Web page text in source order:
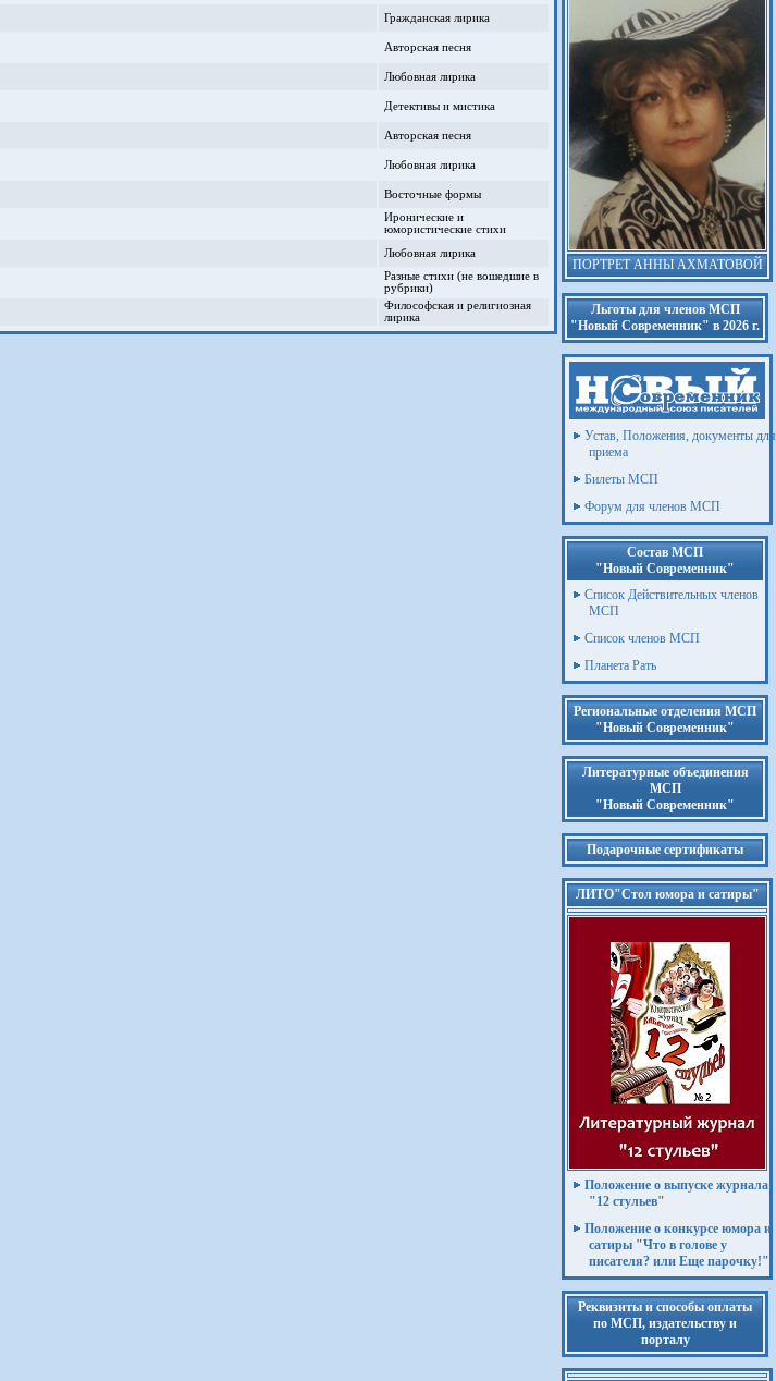
Гражданская лирика
Авторская песня
Любовная лирика
Детективы и мистика
Авторская песня
Любовная лирика
Восточные формы
Иронические и
юмористические стихи
Любовная лирика
Разные стихи (не вошедшие в
рубрики)
Философская и религиозная
лирика
ПОРТРЕТ АННЫ АХМАТОВОЙ
Льготы для членов МСП
"Новый Современник" в 2026 г.
Устав, Положения, документы для
приема
Билеты МСП
Форум для членов МСП
Состав МСП
"Новый Современник"
Список Действительных членов
МСП
Список членов МСП
Планета Рать
Региональные отделения МСП
"Новый Современник"
Литературные объединения
МСП
"Новый Современник"
Подарочные сертификаты
ЛИТО"Стол юмора и сатиры"
Положение о выпуске журнала
"12 стульев"
Положение о конкурсе юмора и
сатиры "Что в голове у
писателя? или Еще парочку!"
Реквизиты и способы оплаты
по МСП, издательству и
порталу